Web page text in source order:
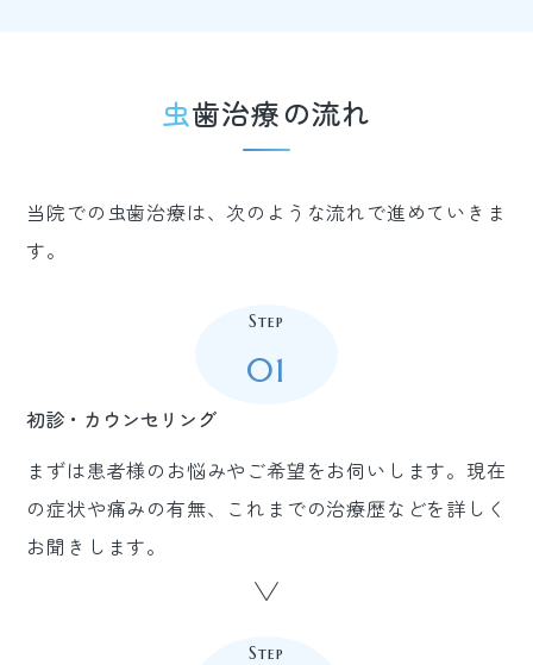
虫歯治療の流れ
当院での虫歯治療は、次のような流れで進めていきま
す。
Step
01
初診・カウンセリング
まずは患者様のお悩みやご希望をお伺いします。現在
の症状や痛みの有無、これまでの治療歴などを詳しく
お聞きします。
Step